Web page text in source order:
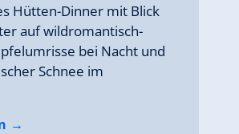
Hütten-Dinner mit Blick
auf wildromantisch-
bei Nacht und
Schnee im